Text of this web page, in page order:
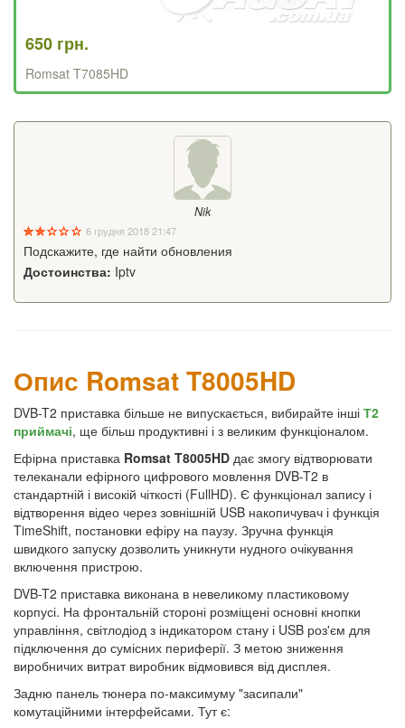
650 грн.
Romsat T7085HD
Nik
6 грудня 2018 21:47
Подскажите, где найти обновления
Достоинства: Iptv
Опис Romsat T8005HD
DVB-T2 приставка більше не випускається, вибирайте інші Т2
приймачі, ще більш продуктивні і з великим функціоналом.
Ефірна приставка Romsat T8005HD дає змогу відтворювати
телеканали ефірного цифрового мовлення DVB-T2 в
стандартній і високій чіткості (FullHD). Є функціонал запису і
відтворення відео через зовнішній USB накопичувач і функція
TimeShift, постановки ефіру на паузу. Зручна функція
швидкого запуску дозволить уникнути нудного очікування
включення пристрою.
DVB-T2 приставка виконана в невеликому пластиковому
корпусі. На фронтальній стороні розміщені основні кнопки
управління, світлодіод з індикатором стану і USB роз'єм для
підключення до сумісних периферії. З метою зниження
виробничих витрат виробник відмовився від дисплея.
Задню панель тюнера по-максимуму "засипали"
комутаційними інтерфейсами. Тут є: